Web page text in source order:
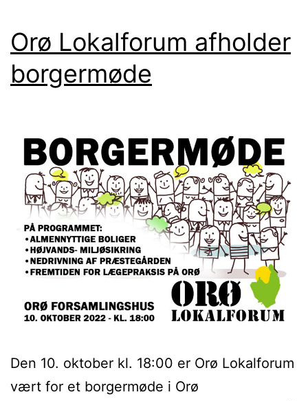
Orø Lokalforum afholder
borgermøde
Den 10. oktober kl. 18:00 er Orø Lokalforum
vært for et borgermøde i Orø